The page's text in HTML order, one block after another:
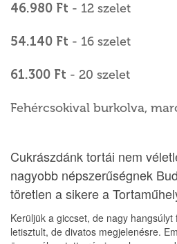
46.980 Ft - 12 szelet
54.140 Ft - 16 szelet
61.300 Ft - 20 szelet
Fehércsokival burkolva,
Cukrászdánk tortái nem
nagyobb népszerűségnek
töretlen a sikere a
Kerüljük a giccset, de nagy
letisztult, de divatos megjelenésre.